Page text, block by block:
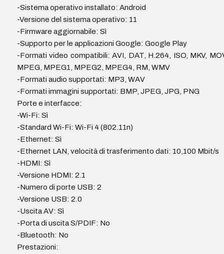
-Sistema operativo installato: Android
-Versione del sistema operativo: 11
-Firmware aggiornabile: Sì
-Supporto per le applicazioni Google: Google Play
-Formati video compatibili: AVI, DAT, H.264, ISO, MKV,
MPEG, MPEG1, MPEG2, MPEG4, RM, WMV
-Formati audio supportati: MP3, WAV
-Formati immagini supportati: BMP, JPEG, JPG, PNG
Porte e interfacce:
-Wi-Fi: Sì
-Standard Wi-Fi: Wi-Fi 4 (802.11n)
-Ethernet: Sì
-Ethernet LAN, velocità di trasferimento dati: 10,100 Mbit/s
-HDMI: Sì
-Versione HDMI: 2.1
-Numero di porte USB: 2
-Versione USB: 2.0
-Uscita AV: Sì
-Porta di uscita S/PDIF: No
-Bluetooth: No
Prestazioni: